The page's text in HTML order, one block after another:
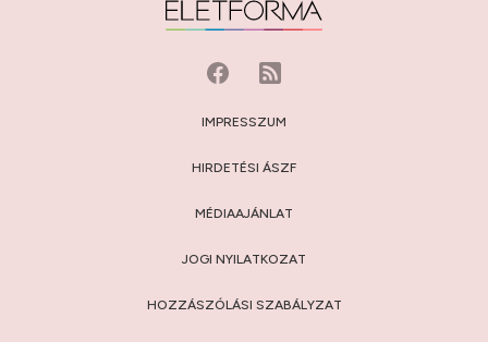
IMPRESSZUM
HIRDETÉSI ÁSZF
MÉDIAAJÁNLAT
JOGI NYILATKOZAT
HOZZÁSZÓLÁSI SZABÁLYZAT